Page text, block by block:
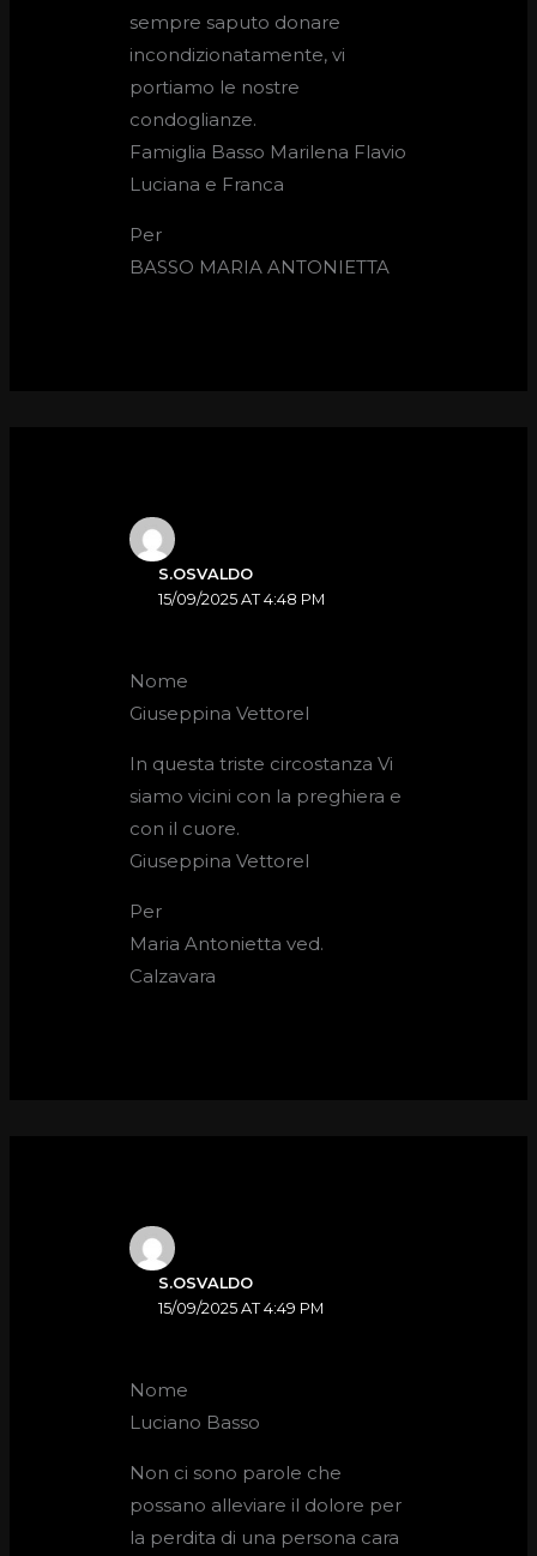
sempre saputo donare
incondizionatamente, vi
portiamo le nostre
condoglianze.
Famiglia Basso Marilena Flavio
Luciana e Franca
Per
BASSO MARIA ANTONIETTA
S.OSVALDO
15/09/2025 AT 4:48 PM
Nome
Giuseppina Vettorel
In questa triste circostanza Vi
siamo vicini con la preghiera e
con il cuore.
Giuseppina Vettorel
Per
Maria Antonietta ved.
Calzavara
S.OSVALDO
15/09/2025 AT 4:49 PM
Nome
Luciano Basso
Non ci sono parole che
possano alleviare il dolore per
la perdita di una persona cara